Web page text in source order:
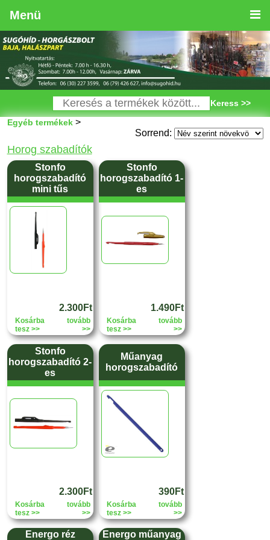
Menü
Keress >>
Egyéb termékek>
Sorrend:
Horog szabadítók
Stonfo
horogszabadító
mini tűs
2.300Ft
Kosárba
tesz >>
tovább
>>
Stonfo
horogszabadító 1-
es
1.490Ft
Kosárba
tesz >>
tovább
>>
Stonfo
horogszabadító 2-
es
2.300Ft
Kosárba
tesz >>
tovább
>>
Műanyag
horogszabadító
390Ft
Kosárba
tesz >>
tovább
>>
Energo réz Energo műanyag